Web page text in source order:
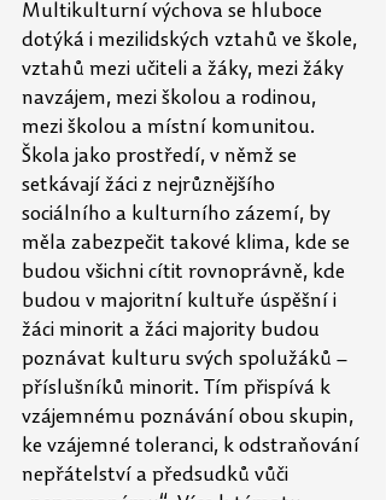
Multikulturní výchova se hluboce
dotýká i mezilidských vztahů ve škole,
vztahů mezi učiteli a žáky, mezi žáky
navzájem, mezi školou a rodinou,
mezi školou a místní komunitou.
Škola jako prostředí, v němž se
setkávají žáci z nejrůznějšího
sociálního a kulturního zázemí, by
měla zabezpečit takové klima, kde se
budou všichni cítit rovnoprávně, kde
budou v majoritní kultuře úspěšní i
žáci minorit a žáci majority budou
poznávat kulturu svých spolužáků –
příslušníků minorit. Tím přispívá k
vzájemnému poznávání obou skupin,
ke vzájemné toleranci, k odstraňování
nepřátelství a předsudků vůči